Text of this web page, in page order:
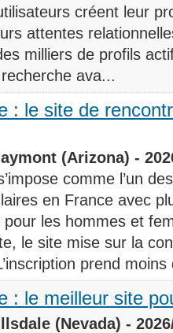
créent leur
attentes
milliers de profils
ava...
: le site de
(Arizona) -
comme l’un
en France avec
les hommes et
le site mise sur la
prend
: le meilleur site
(Nevada) -